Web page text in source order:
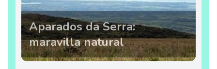
Aparados da Serra:
maravilla natural